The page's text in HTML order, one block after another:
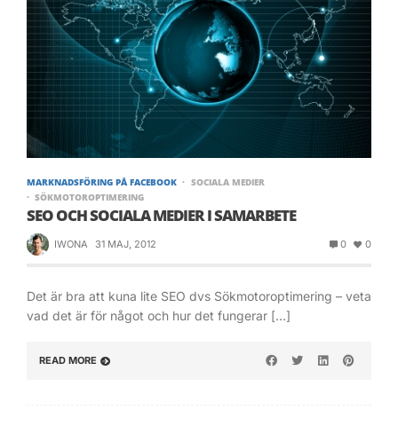
MARKNADSFÖRING PÅ FACEBOOK
SOCIALA MEDIER
SÖKMOTOROPTIMERING
SEO OCH SOCIALA MEDIER I SAMARBETE
IWONA 31 MAJ, 2012 0 0
Det är bra att kuna lite SEO dvs Sökmotoroptimering – veta
vad det är för något och hur det fungerar […]
READ MORE